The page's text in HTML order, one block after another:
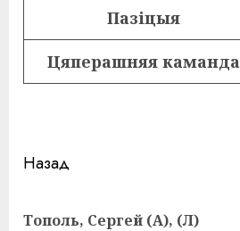
Пазіцыя
Цяперашняя каманда
Навигация
Назад
Тополь, Сергей (А), (Л)